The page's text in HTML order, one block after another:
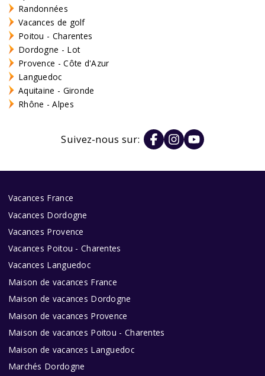
Randonnées
Vacances de golf
Poitou - Charentes
Dordogne - Lot
Provence - Côte d'Azur
Languedoc
Aquitaine - Gironde
Rhône - Alpes
Suivez-nous sur:
Vacances France
Vacances Dordogne
Vacances Provence
Vacances Poitou - Charentes
Vacances Languedoc
Maison de vacances France
Maison de vacances Dordogne
Maison de vacances Provence
Maison de vacances Poitou - Charentes
Maison de vacances Languedoc
Marchés Dordogne